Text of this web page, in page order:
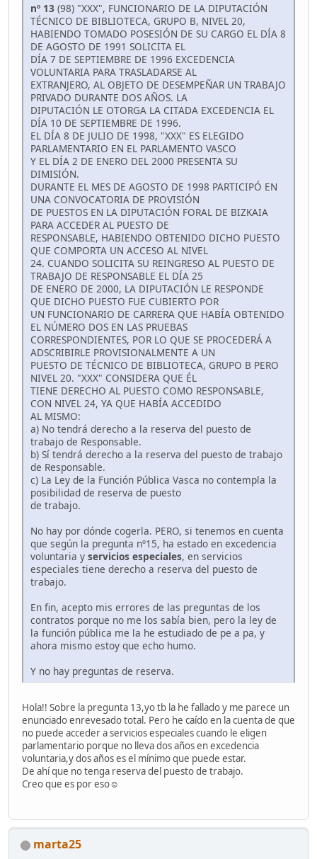
nº 13 (98) "XXX", FUNCIONARIO DE LA DIPUTACIÓN
TÉCNICO DE BIBLIOTECA, GRUPO B, NIVEL 20,
HABIENDO TOMADO POSESIÓN DE SU CARGO EL DÍA 8
DE AGOSTO DE 1991 SOLICITA EL
DÍA 7 DE SEPTIEMBRE DE 1996 EXCEDENCIA
VOLUNTARIA PARA TRASLADARSE AL
EXTRANJERO, AL OBJETO DE DESEMPEÑAR UN TRABAJO
PRIVADO DURANTE DOS AÑOS. LA
DIPUTACIÓN LE OTORGA LA CITADA EXCEDENCIA EL
DÍA 10 DE SEPTIEMBRE DE 1996.
EL DÍA 8 DE JULIO DE 1998, "XXX" ES ELEGIDO
PARLAMENTARIO EN EL PARLAMENTO VASCO
Y EL DÍA 2 DE ENERO DEL 2000 PRESENTA SU
DIMISIÓN.
DURANTE EL MES DE AGOSTO DE 1998 PARTICIPÓ EN
UNA CONVOCATORIA DE PROVISIÓN
DE PUESTOS EN LA DIPUTACIÓN FORAL DE BIZKAIA
PARA ACCEDER AL PUESTO DE
RESPONSABLE, HABIENDO OBTENIDO DICHO PUESTO
QUE COMPORTA UN ACCESO AL NIVEL
24. CUANDO SOLICITA SU REINGRESO AL PUESTO DE
TRABAJO DE RESPONSABLE EL DÍA 25
DE ENERO DE 2000, LA DIPUTACIÓN LE RESPONDE
QUE DICHO PUESTO FUE CUBIERTO POR
UN FUNCIONARIO DE CARRERA QUE HABÍA OBTENIDO
EL NÚMERO DOS EN LAS PRUEBAS
CORRESPONDIENTES, POR LO QUE SE PROCEDERÁ A
ADSCRIBIRLE PROVISIONALMENTE A UN
PUESTO DE TÉCNICO DE BIBLIOTECA, GRUPO B PERO
NIVEL 20. "XXX" CONSIDERA QUE ÉL
TIENE DERECHO AL PUESTO COMO RESPONSABLE,
CON NIVEL 24, YA QUE HABÍA ACCEDIDO
AL MISMO:
a) No tendrá derecho a la reserva del puesto de
trabajo de Responsable.
b) Sí tendrá derecho a la reserva del puesto de trabajo
de Responsable.
c) La Ley de la Función Pública Vasca no contempla la
posibilidad de reserva de puesto
de trabajo.
No hay por dónde cogerla. PERO, si tenemos en cuenta
que según la pregunta nº15, ha estado en excedencia
voluntaria y servicios especiales, en servicios
especiales tiene derecho a reserva del puesto de
trabajo.
En fin, acepto mis errores de las preguntas de los
contratos porque no me los sabía bien, pero la ley de
la función pública me la he estudiado de pe a pa, y
ahora mismo estoy que echo humo.
Y no hay preguntas de reserva.
Hola!! Sobre la pregunta 13,yo tb la he fallado y me parece un
enunciado enrevesado total. Pero he caído en la cuenta de que
no puede acceder a servicios especiales cuando le eligen
parlamentario porque no lleva dos años en excedencia
voluntaria,y dos años es el mínimo que puede estar.
De ahí que no tenga reserva del puesto de trabajo.
Creo que es por eso☺️
marta25